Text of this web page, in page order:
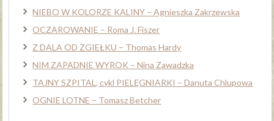
NIEBO W KOLORZE KALINY – Agnieszka Zakrzewska
OCZAROWANIE – Roma J. Fiszer
Z DALA OD ZGIEŁKU – Thomas Hardy
NIM ZAPADNIE WYROK – Nina Zawadzka
TAJNY SZPITAL, cykl PIELĘGNIARKI – Danuta Chlupowa
OGNIE LOTNE – Tomasz Betcher